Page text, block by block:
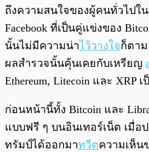
ถึงความสนใจของผู้คนทั่วไปใ
Facebook ที่เป็นคู่แข่งของ
นั้นไม่มีความน่าไว้วางใจก็ตา
ผลสำรวจนั้นคุ้นเคยกับเหรียญ
Ethereum, Litecoin และ XRP
ก่อนหน้านี้ทั้ง Bitcoin และ
แบบฟรี ๆ บนอินเทอร์เน็ต เมื่อ
ทรัมป์ได้ออกมาทวีตความเห็น